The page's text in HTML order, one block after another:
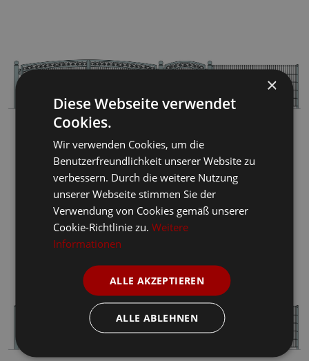
×
Diese Webseite verwendet
Cookies.
Wir verwenden Cookies, um die
Benutzerfreundlichkeit unserer Website zu
verbessern. Durch die weitere Nutzung
unserer Webseite stimmen Sie der
Verwendung von Cookies gemäß unserer
Cookie-Richtlinie zu.Weitere
Informationen
ALLE AKZEPTIEREN
ALLE ABLEHNEN